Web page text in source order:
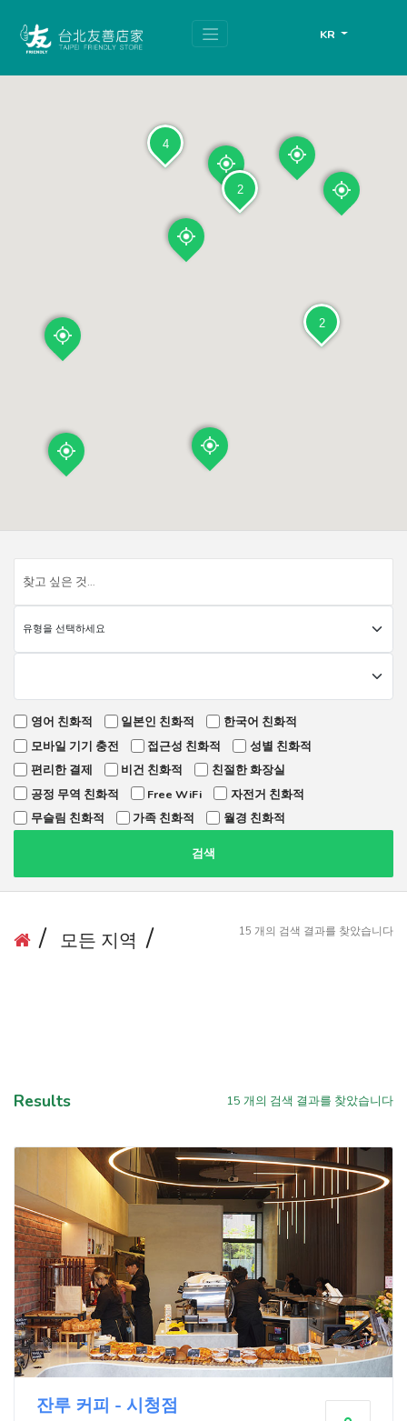
KR
4
2
2
영어 친화적 일본인 친화적
한국어 친화적
모바일 기기 충전
접근성 친화적
성별 친화적
편리한 결제
비건 친화적
친절한 화장실
공정 무역 친화적
Free WiFi
자전거 친화적
무슬림 친화적
가족 친화적 월경 친화적
검색
모든 지역 15 개의 검색 결과를 찾았습니다
Results 15 개의 검색 결과를 찾았습니다
잔루 커피 - 시청점